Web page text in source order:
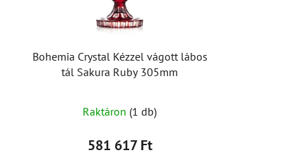
Bohemia Crystal Kézzel vágott lábos
tál Sakura Ruby 305mm
Raktáron (1 db)
581 617 Ft